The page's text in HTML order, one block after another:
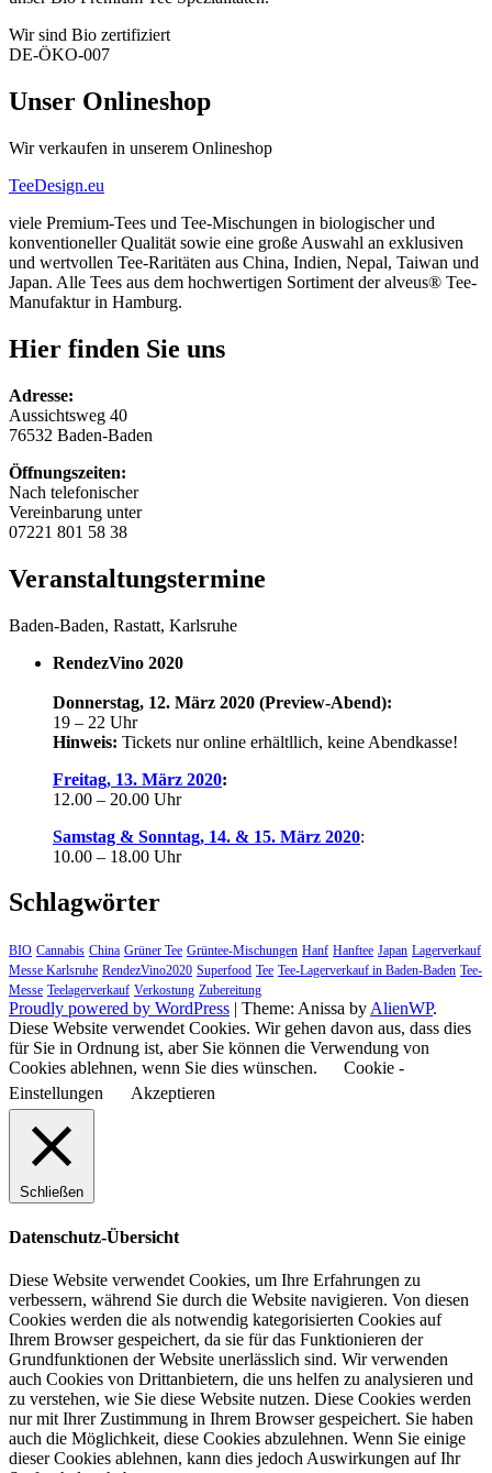
Wir sind Bio zertifiziert
DE-ÖKO-007
Unser Onlineshop
Wir verkaufen in unserem Onlineshop
TeeDesign.eu
viele Premium-Tees und Tee-Mischungen in biologischer und
konventioneller Qualität sowie eine große Auswahl an exklusiven
und wertvollen Tee-Raritäten aus China, Indien, Nepal, Taiwan und
Japan. Alle Tees aus dem hochwertigen Sortiment der alveus® Tee-
Manufaktur in Hamburg.
Hier finden Sie uns
Adresse:
Aussichtsweg 40
76532 Baden-Baden
Öffnungszeiten:
Nach telefonischer
Vereinbarung unter
07221 801 58 38
Veranstaltungstermine
Baden-Baden, Rastatt, Karlsruhe
RendezVino 2020
Donnerstag, 12. März 2020 (Preview-Abend):
19 – 22 Uhr
Hinweis: Tickets nur online erhältllich, keine Abendkasse!
Freitag, 13. März 2020:
12.00 – 20.00 Uhr
Samstag & Sonntag, 14. & 15. März 2020:
10.00 – 18.00 Uhr
Schlagwörter
BIO Cannabis China Grüner Tee Grüntee-Mischungen Hanf Hanftee Japan Lagerverkauf
Messe Karlsruhe RendezVino2020 Superfood Tee Tee-Lagerverkauf in Baden-Baden Tee-
Messe Teelagerverkauf Verkostung Zubereitung
Proudly powered by WordPress | Theme: Anissa by AlienWP.
Diese Website verwendet Cookies. Wir gehen davon aus, dass dies
für Sie in Ordnung ist, aber Sie können die Verwendung von
Cookies ablehnen, wenn Sie dies wünschen.
Cookie -
Einstellungen
Akzeptieren
Schließen
Datenschutz-Übersicht
Diese Website verwendet Cookies, um Ihre Erfahrungen zu
verbessern, während Sie durch die Website navigieren. Von diesen
Cookies werden die als notwendig kategorisierten Cookies auf
Ihrem Browser gespeichert, da sie für das Funktionieren der
Grundfunktionen der Website unerlässlich sind. Wir verwenden
auch Cookies von Drittanbietern, die uns helfen zu analysieren und
zu verstehen, wie Sie diese Website nutzen. Diese Cookies werden
nur mit Ihrer Zustimmung in Ihrem Browser gespeichert. Sie haben
auch die Möglichkeit, diese Cookies abzulehnen. Wenn Sie einige
dieser Cookies ablehnen, kann dies jedoch Auswirkungen auf Ihr